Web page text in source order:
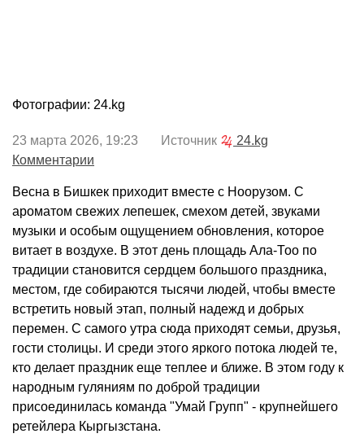
Фотографии: 24.kg
23 марта 2026, 19:23 Источник
24.kg
Комментарии
Весна в Бишкек приходит вместе с Ноорузом. С
ароматом свежих лепешек, смехом детей, звуками
музыки и особым ощущением обновления, которое
витает в воздухе. В этот день площадь Ала-Тоо по
традиции становится сердцем большого праздника,
местом, где собираются тысячи людей, чтобы вместе
встретить новый этап, полный надежд и добрых
перемен. С самого утра сюда приходят семьи, друзья,
гости столицы. И среди этого яркого потока людей те,
кто делает праздник еще теплее и ближе. В этом году к
народным гуляниям по доброй традиции
присоединилась команда "Умай Групп" - крупнейшего
ретейлера Кыргызстана.